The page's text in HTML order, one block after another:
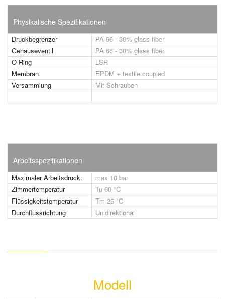
Physikalische Spezifikationen
Druckbegrenzer
PA 66 - 30% glass fiber
Gehäuseventil
PA 66 - 30% glass fiber
O-Ring
LSR
Membran
EPDM + textile coupled
Versammlung
Mit Schrauben
Arbeitsspezifikationen
Maximaler Arbeitsdruck:
max 10 bar
Zimmertemperatur
Tu 60 °C
Flüssigkeitstemperatur
Tm 25 °C
Durchflussrichtung
Unidirektional
Modell